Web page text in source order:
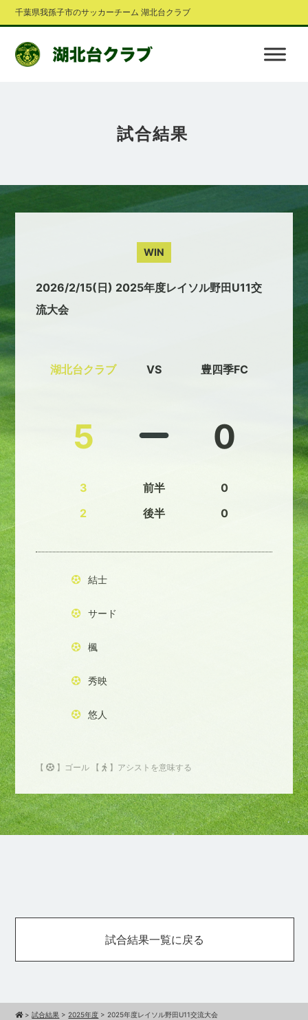
千葉県我孫子市のサッカーチーム 湖北台クラブ
試合結果
WIN
2026/2/15(日) 2025年度レイソル野田U11交
流大会
湖北台クラブ
5
3
2
VS
前半
後半
豊四季FC
0
0
0
結士
サード
楓
秀映
悠人
【 】ゴール 【 】アシストを意味する
試合結果一覧に戻る
>試合結果 > 2025年度 > 2025年度レイソル野田U11交流大会